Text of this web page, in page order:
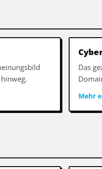
Das
Mehr